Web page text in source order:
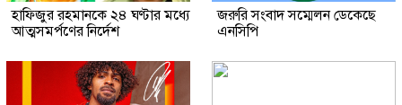
হাফিজুর রহমানকে ২৪ ঘণ্টার মধ্যে
আত্মসমর্পণের নির্দেশ
জরুরি সংবাদ সম্মেলন ডেকেছে
এনসিপি